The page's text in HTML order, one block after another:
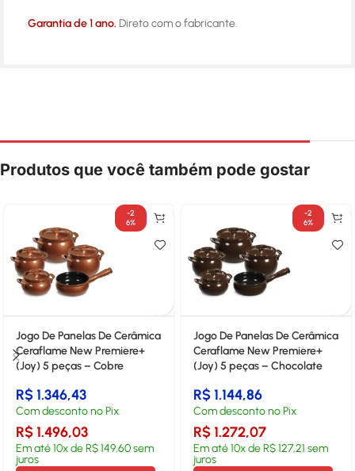
Garantia de 1 ano. Direto com o fabricante.
Produtos que você também pode gostar
-2
6%
Jogo De Panelas De Cerâmica
Ceraflame New Premiere+
(Joy) 5 peças – Cobre
R$1.346,43
Com desconto no Pix
R$1.496,03
Em até10x deR$149,60sem
juros
-2
6%
Jogo De Panelas De Cerâmica
Ceraflame New Premiere+
(Joy) 5 peças – Chocolate
R$1.144,86
Com desconto no Pix
R$1.272,07
Em até10x deR$127,21 sem
juros